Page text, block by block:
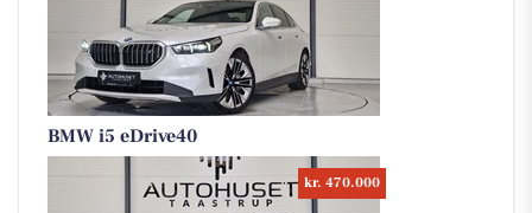
BMW i5 eDrive40
kr. 470.000